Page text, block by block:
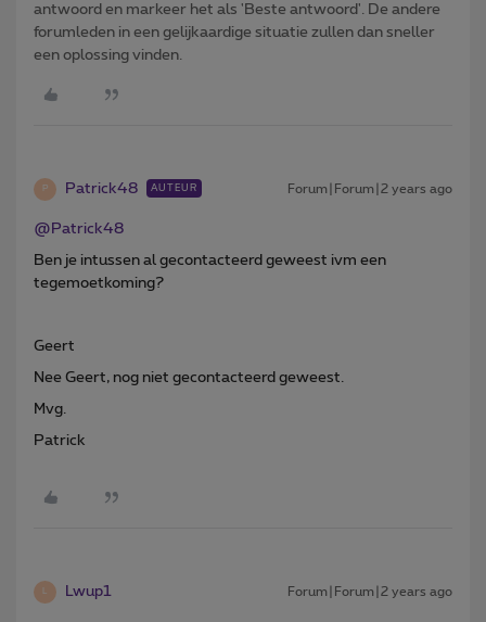
antwoord en markeer het als 'Beste antwoord'. De andere
forumleden in een gelijkaardige situatie zullen dan sneller
een oplossing vinden.
P Patrick48 AUTEUR Forum|Forum|2 years ago
@Patrick48
Ben je intussen al gecontacteerd geweest ivm een
tegemoetkoming?
Geert
Nee Geert, nog niet gecontacteerd geweest.
Mvg.
Patrick
L Lwup1 Forum|Forum|2 years ago